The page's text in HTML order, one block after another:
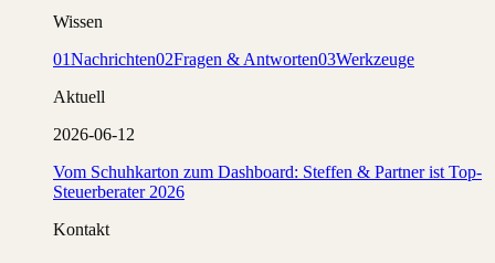
Wissen
01Nachrichten02Fragen & Antworten03Werkzeuge
Aktuell
2026-06-12
Vom Schuhkarton zum Dashboard: Steffen & Partner ist Top-
Steuerberater 2026
Kontakt